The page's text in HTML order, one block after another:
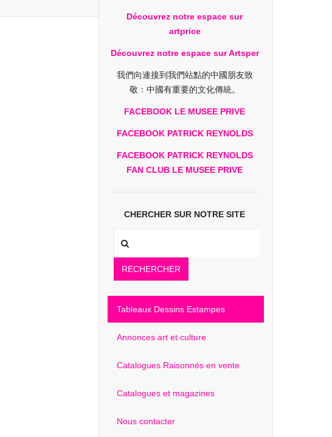
Découvrez notre espace sur
artprice
Découvrez notre espace sur Artsper
我們向連接到我們站點的中國朋友致
敬：中國有重要的文化傳統。
FACEBOOK LE MUSEE PRIVE
FACEBOOK PATRICK REYNOLDS
FACEBOOK PATRICK REYNOLDS
FAN CLUB LE MUSEE PRIVE
CHERCHER SUR NOTRE SITE
RECHERCHER
Tableaux Dessins Estampes
Annonces art et culture
Catalogues Raisonnés en vente
Catalogues et magazines
Nous contacter